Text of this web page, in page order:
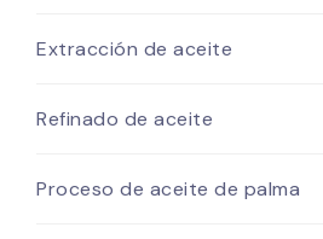
Extracción de aceite
Refinado de aceite
Proceso de aceite de palma